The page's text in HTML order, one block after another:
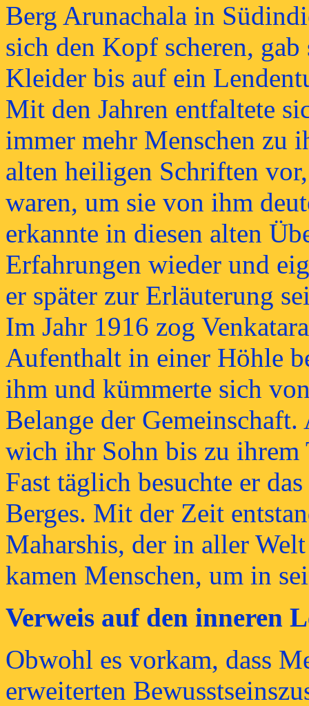
Berg Arunachala in
sich den Kopf scheren,
Kleider bis auf ein
Mit den Jahren entfaltete
immer mehr Menschen zu
alten heiligen Schriften
waren, um sie von ihm
erkannte in diesen alten
Erfahrungen wieder und
er später zur Erläuterung
Im Jahr 1916 zog
Aufenthalt in einer Höhle
ihm und kümmerte sich
Belange der
wich ihr Sohn bis zu
Fast täglich besuchte er
Berges. Mit der Zeit
Maharshis, der in aller
kamen Menschen, um in
Verweis auf den inneren
Obwohl es vorkam, dass
erweiterten